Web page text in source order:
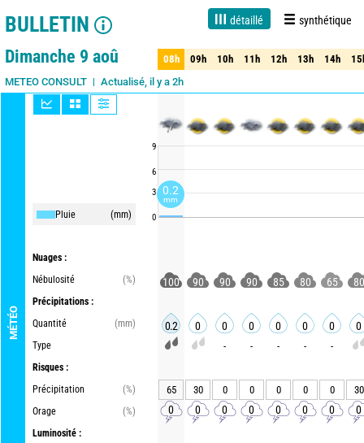
BULLETIN détaillé synthétique
1 jour 3 jours 7 jours 15 jours Fiabilité 90%
Dimanche 9 aoû
METEO CONSULT Actualisé, il y a 2h
MÉTÉO
Pluie (mm)
Nuages :
Nébulosité
(%)
Précipitations :
Quantité
(mm)
Type
Risques :
Précipitation
(%)
Orage
(%)
Luminosité :
9
6
3
0
08h 09h 10h 11h 12h 13h 14h
08h 09h 10h 11h 12h 13h 14h
100 90 90 90 85 80 65 80
0.2 0 0 0 0 0 0 0
- - - - -
65 30 0 0 0 0 0 30
0 0 0 0 0 0 0 0
0.2
mm